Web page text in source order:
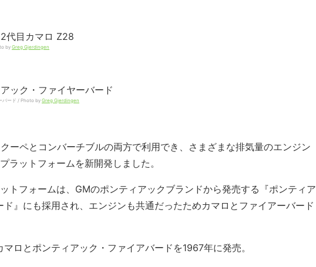
by Greg Gjerdingen
バード / Photo byGreg Gjerdingen
ーペとコンバーチブルの両方で利用でき、さまざまな排気量のエンジン
ラットフォームを新開発しました。
トフォームは、GMのポンティアックブランドから発売する『ポンティア
ド』にも採用され、エンジンも共通だったためカマロとファイアーバード
ロとポンティアック・ファイアバードを1967年に発売。